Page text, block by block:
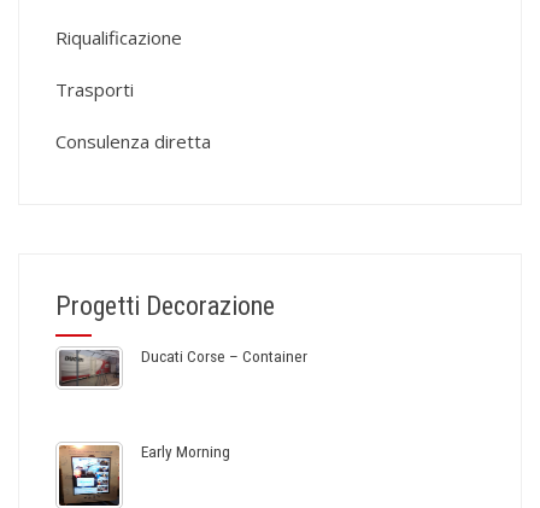
Riqualificazione
Trasporti
Consulenza diretta
Progetti Decorazione
Ducati Corse – Container
Early Morning